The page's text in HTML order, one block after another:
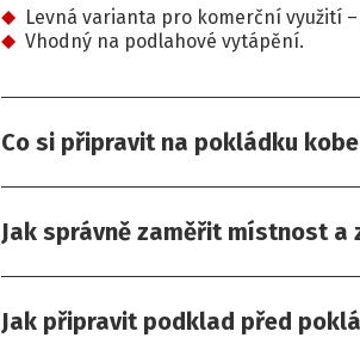
Levná varianta pro komerční využití
Vhodný na podlahové vytápění.
Co si připravit na pokládku
Jak správně zaměřit místnost a
Jak připravit podklad před